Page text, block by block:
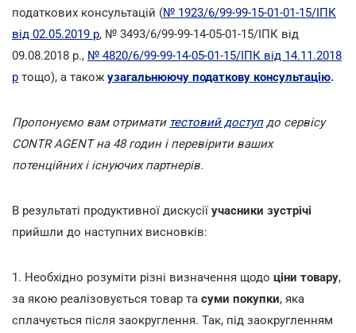
податкових консультацій (№ 1923/6/99-99-15-01-01-15/ІПК
від 02.05.2019 р, № 3493/6/99-99-14-05-01-15/ІПК від
09.08.2018 р., № 4820/6/99-99-14-05-01-15/ІПК від 14.11.2018
р тощо), а також узагальнюючу податкову консультацію.
Пропонуємо вам отримати тестовий доступдо сервісу
CONTR AGENT на 48 годин і перевірити ваших
потенційних і існуючих партнерів.
В результаті продуктивної дискусії учасники зустрічі
прийшли до наступних висновків:
1. Необхідно розуміти різні визначення щодо ціни товару,
за якою реалізовується товар та суми покупки, яка
сплачується після заокруглення. Так, під заокругленням